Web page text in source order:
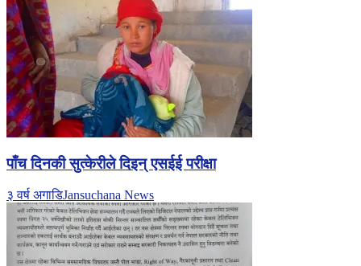
पाँच दिनकी सुत्केरीले दिइन् एसईई परीक्षा
३ वर्ष अगाडिJansuchana News